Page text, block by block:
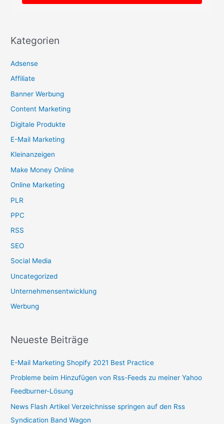
Kategorien
Adsense
Affiliate
Banner Werbung
Content Marketing
Digitale Produkte
E-Mail Marketing
Kleinanzeigen
Make Money Online
Online Marketing
PLR
PPC
RSS
SEO
Social Media
Uncategorized
Unternehmensentwicklung
Werbung
Neueste Beiträge
E-Mail Marketing Shopify 2021 Best Practice
Probleme beim Hinzufügen von Rss-Feeds zu meiner Yahoo
Feedburner-Lösung
News Flash Artikel Verzeichnisse springen auf den Rss
Syndication Band Wagon